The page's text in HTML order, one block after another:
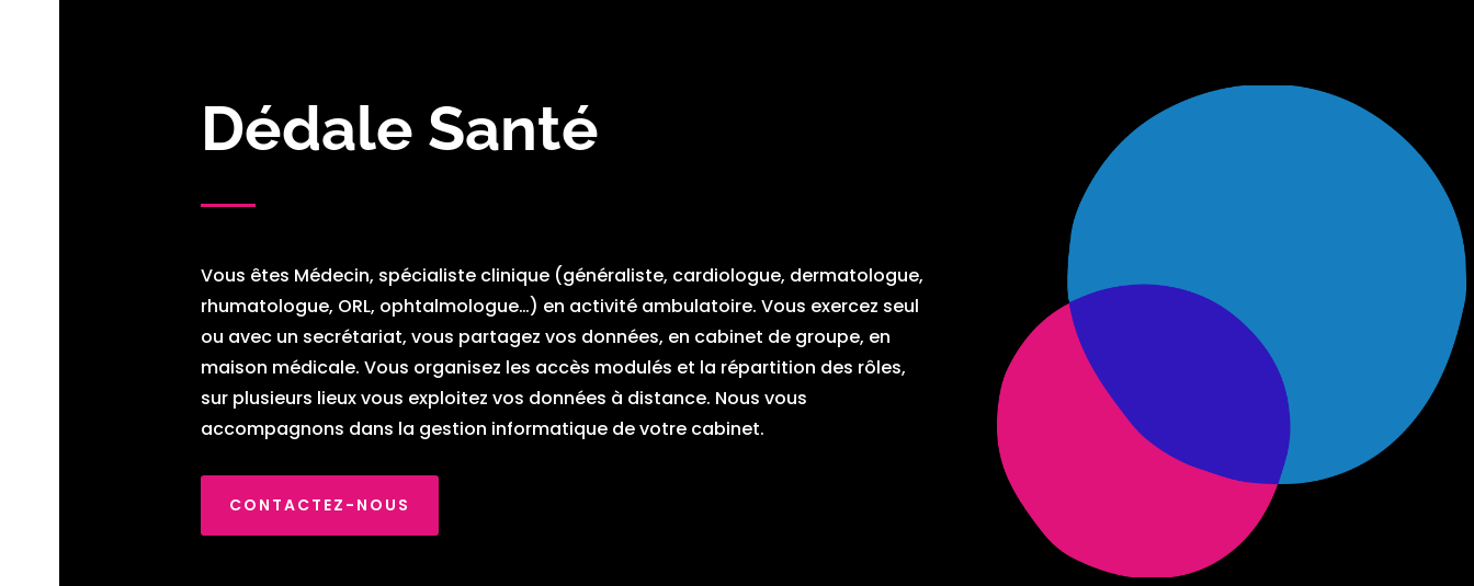
Dédale Santé
Vous êtes Médecin, spécialiste clinique (généraliste, cardiologue, dermatologue,
rhumatologue, ORL, ophtalmologue…) en activité ambulatoire. Vous exercez seul
ou avec un secrétariat, vous partagez vos données, en cabinet de groupe, en
maison médicale. Vous organisez les accès modulés et la répartition des rôles,
sur plusieurs lieux vous exploitez vos données à distance. Nous vous
accompagnons dans la gestion informatique de votre cabinet.
CONTACTEZ-NOUS